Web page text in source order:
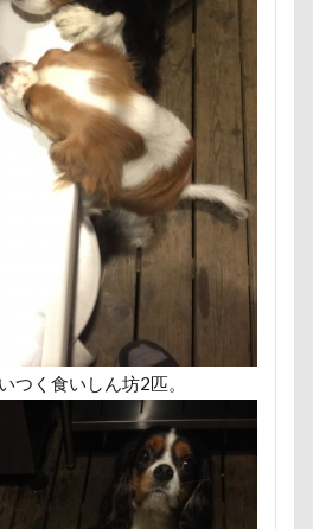
つく食いしん坊2匹。
15-Fifteen-
なんちゃってキャンパー
っちゃん
なすがまま
なかよし
どアップ
ととみちゃん
くん
つまんない
つまらない
つつじが岡公園
だいキャバリア
ちゃーくん
にっぽんわくわくキャラバン
たぷたぷ
ひめはるの里
こちゃん
ふーくん
ふろく
ふゆちゃん
くすけくん
ひんやり
ひな祭り